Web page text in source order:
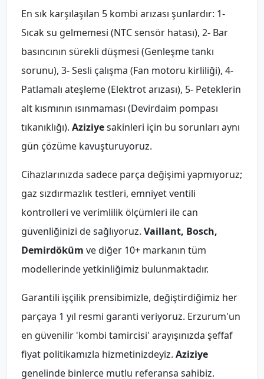
En sık karşılaşılan 5 kombi arızası şunlardır: 1-
Sıcak su gelmemesi (NTC sensör hatası), 2- Bar
basıncının sürekli düşmesi (Genleşme tankı
sorunu), 3- Sesli çalışma (Fan motoru kirliliği), 4-
Patlamalı ateşleme (Elektrot arızası), 5- Peteklerin
alt kısmının ısınmaması (Devirdaim pompası
tıkanıklığı). Aziziyesakinleri için bu sorunları aynı
gün çözüme kavuşturuyoruz.
Cihazlarınızda sadece parça değişimi yapmıyoruz;
gaz sızdırmazlık testleri, emniyet ventili
kontrolleri ve verimlilik ölçümleri ile can
güvenliğinizi de sağlıyoruz. Vaillant, Bosch,
Demirdöküm ve diğer 10+ markanın tüm
modellerinde yetkinliğimiz bulunmaktadır.
Garantili işçilik prensibimizle, değiştirdiğimiz her
parçaya 1 yıl resmi garanti veriyoruz. Erzurum'un
en güvenilir 'kombi tamircisi' arayışınızda şeffaf
fiyat politikamızla hizmetinizdeyiz. Aziziye
genelinde binlerce mutlu referansa sahibiz.